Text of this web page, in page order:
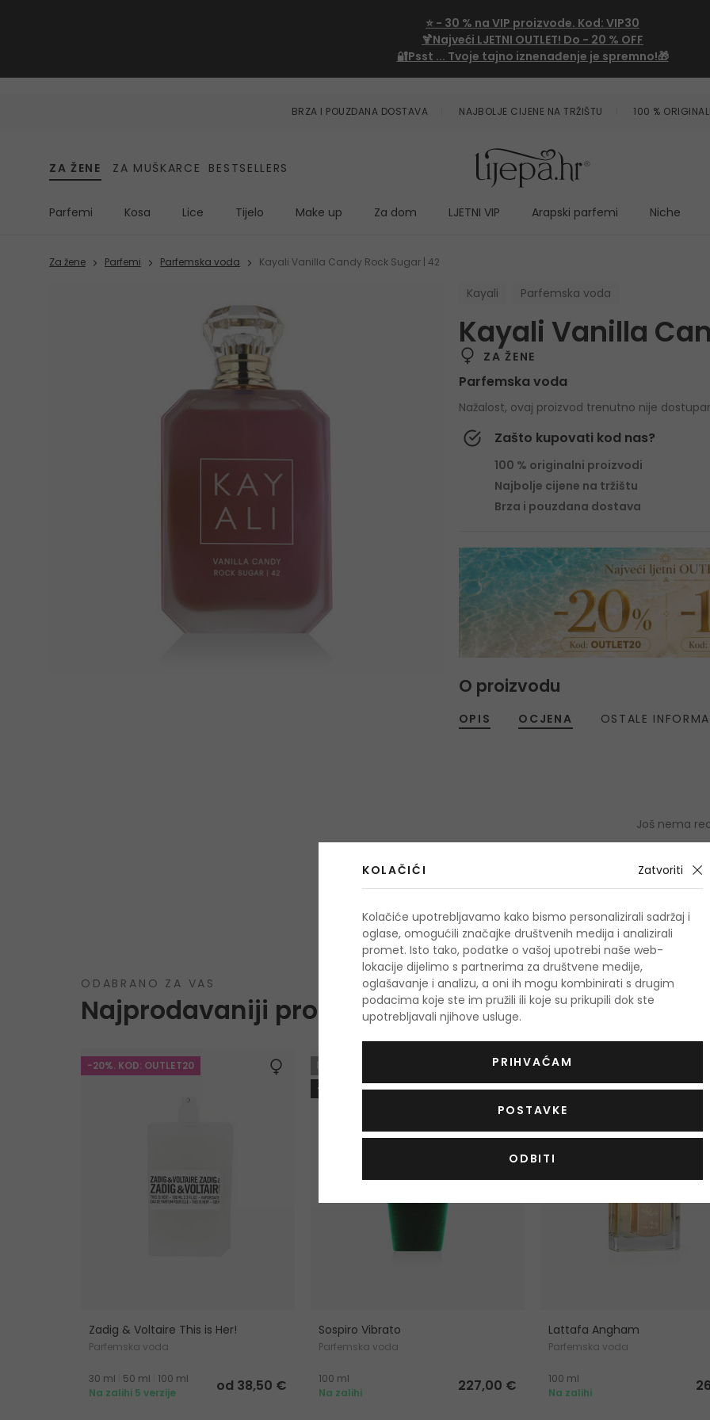
⭐ - 30 % na VIP proizvode. Kod: VIP30
🍹Najveći LJETNI OUTLET! Do - 20 % OFF
🔐Psst ... Tvoje tajno iznenađenje je spremno!🎁
BRZA I POUZDANA DOSTAVA NAJBOLJE CIJENE NA TRŽIŠTU 100 %
ZA ŽENE ZA MUŠKARCE BESTSELLERS
Parfemi Kosa Lice Tijelo Make up Za dom LJETNI VIP Arapski parfemi Niche
Za žene Parfemi Parfemska voda Kayali Vanilla Candy Rock Sugar | 42
Kayali Parfemska voda
Kayali Vanilla
ZA ŽENE
Parfemska voda
Nažalost, ovaj proizvod trenutno nije
Zašto kupovati kod nas?
100 % originalni proizvodi
Najbolje cijene na tržištu
Brza i pouzdana dostava
O proizvodu
OPIS OCJENA
Još nema
Podaci
OSTALE
ODABRANO ZA VAS
Najprodavaniji proizvodi
-20%. KOD: OUTLET20
Zadig & Voltaire This is Her!
Parfemska voda
30 ml 50 ml
100 ml
Na zalihi 5 verzije
od 38,50 €
-10%. KOD: OUTLET10
Sospiro Vibrato
Parfemska voda
100 ml
Na zalihi
227,00 €
-10%. KOD: OUTLET10
Lattafa Angham
Parfemska voda
100 ml
Na zalihi
KOLAČIĆI Zatvoriti
Kolačiće upotrebljavamo kako bismo personalizirali sadržaj i
oglase, omogućili značajke društvenih medija i analizirali
promet. Isto tako, podatke o vašoj upotrebi naše web-
lokacije dijelimo s partnerima za društvene medije,
oglašavanje i analizu, a oni ih mogu kombinirati s drugim
podacima koje ste im pružili ili koje su prikupili dok ste
upotrebljavali njihove usluge.
PRIHVAĆAM
POSTAVKE
ODBITI